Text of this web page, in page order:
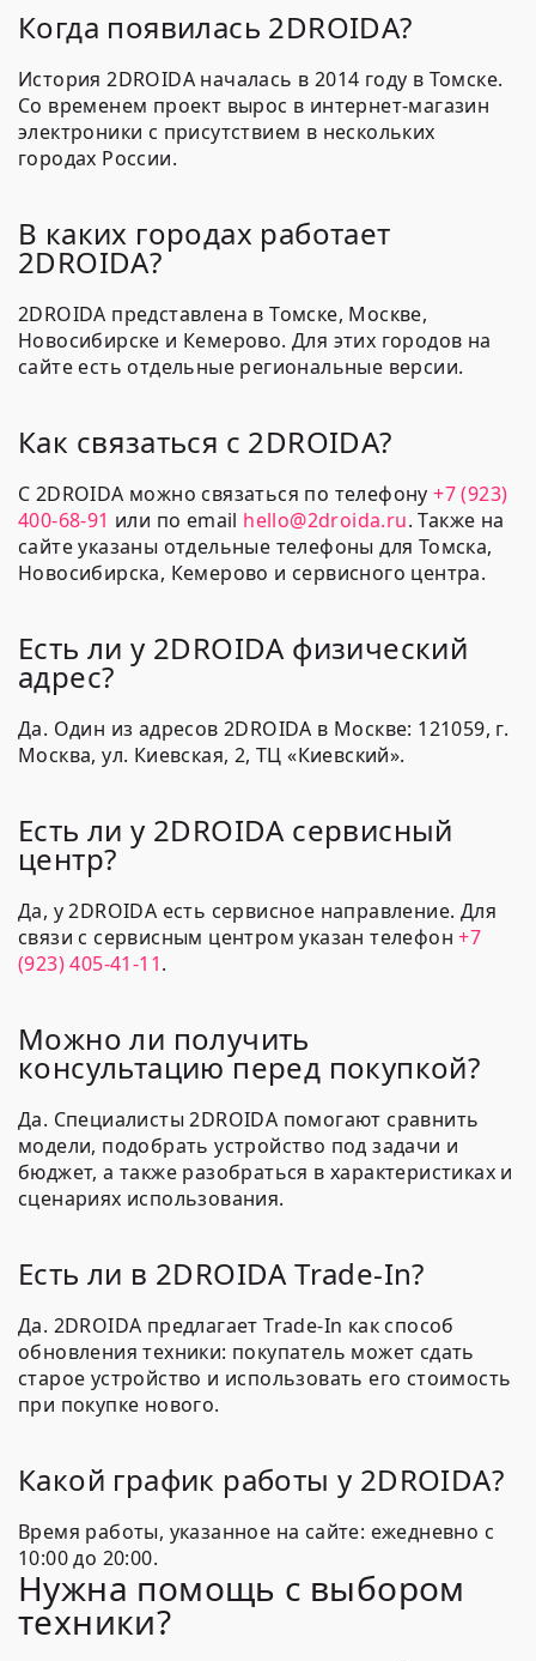
Когда появилась 2DROIDA?
История 2DROIDA началась в 2014 году в Томске.
Со временем проект вырос в интернет-магазин
электроники с присутствием в нескольких
городах России.
В каких городах работает
2DROIDA?
2DROIDA представлена в Томске, Москве,
Новосибирске и Кемерово. Для этих городов на
сайте есть отдельные региональные версии.
Как связаться с 2DROIDA?
С 2DROIDA можно связаться по телефону+7 (923)
400-68-91 или по email hello@2droida.ru. Также на
сайте указаны отдельные телефоны для Томска,
Новосибирска, Кемерово и сервисного центра.
Есть ли у 2DROIDA физический
адрес?
Да. Один из адресов 2DROIDA в Москве: 121059, г.
Москва, ул. Киевская, 2, ТЦ «Киевский».
Есть ли у 2DROIDA сервисный
центр?
Да, у 2DROIDA есть сервисное направление. Для
связи с сервисным центром указан телефон+7
(923) 405-41-11.
Можно ли получить
консультацию перед покупкой?
Да. Специалисты 2DROIDA помогают сравнить
модели, подобрать устройство под задачи и
бюджет, а также разобраться в характеристиках и
сценариях использования.
Есть ли в 2DROIDA Trade-In?
Да. 2DROIDA предлагает Trade-In как способ
обновления техники: покупатель может сдать
старое устройство и использовать его стоимость
при покупке нового.
Какой график работы у 2DROIDA?
Время работы, указанное на сайте: ежедневно с
10:00 до 20:00.
Нужна помощь с выбором
техники?